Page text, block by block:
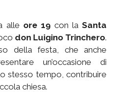
alle ore 19 con laSanta
don Luigino Trinchero.
della festa, che anche
un’occasione di
stesso tempo, contribuire
chiesa.